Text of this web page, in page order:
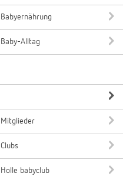
Babyernährung
Baby-Alltag
Mitglieder
Clubs
Holle babyclub